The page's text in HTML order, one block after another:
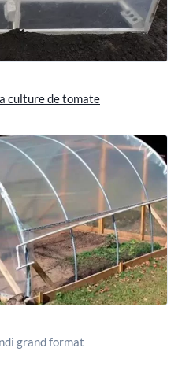
culture de tomate
grand format